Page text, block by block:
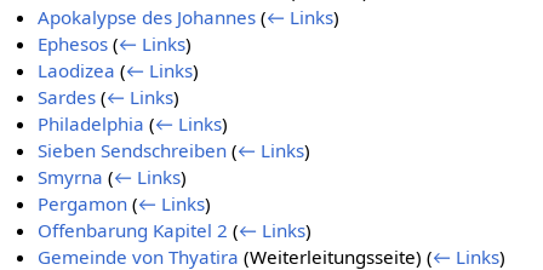
Apokalypse des Johannes (← Links)
Ephesos (← Links)
Laodizea (← Links)
Sardes (← Links)
Philadelphia (← Links)
Sieben Sendschreiben (← Links)
Smyrna (← Links)
Pergamon (← Links)
Offenbarung Kapitel 2 (← Links)
Gemeinde von Thyatira (Weiterleitungsseite)(← Links)